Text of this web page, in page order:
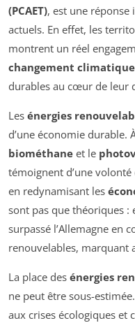
(PCAET), est une
actuels. En effet, les
montrent un réel
changement climatique
durables au cœur de leur
Les énergies
d’une économie durable.
biométhane et le
témoignent d’une
en redynamisant les
sont pas que théoriques :
surpassé l’Allemagne en
renouvelables, marquant
La place des énergies
ne peut être sous-
aux crises écologiques et